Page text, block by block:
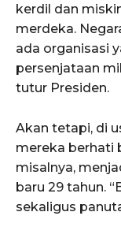
kerdil dan
merdeka.
ada organisasi
persenjataan
tutur Presiden.
Akan tetapi, di
mereka berhati
misalnya,
baru 29 tahun.
sekaligus